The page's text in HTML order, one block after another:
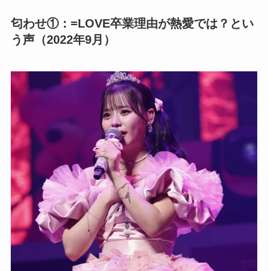
匂わせ①：=LOVE卒業理由が熱愛では？とい
う声（2022年9月）